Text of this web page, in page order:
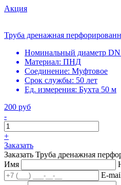
Акция
Труба дренажная
Номинальный диаметр
Материал: ПНД
Соединение: Муфтовое
Срок службы: 50 лет
Ед. измерения: Бухта 50 м
200 руб
-
+
Заказать
Заказать Труба дренажная
Имя
E-